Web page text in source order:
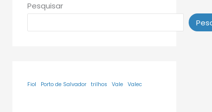
Pesquisar
Fiol Porto de Salvador trilhos Vale Valec